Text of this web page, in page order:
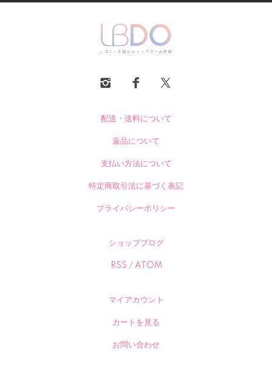
配送・送料について
返品について
支払い方法について
特定商取引法に基づく表記
プライバシーポリシー
ショップブログ
RSS / ATOM
マイアカウント
カートを見る
お問い合わせ